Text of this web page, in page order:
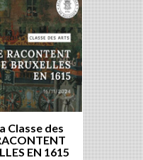
Classe des
EN 1615